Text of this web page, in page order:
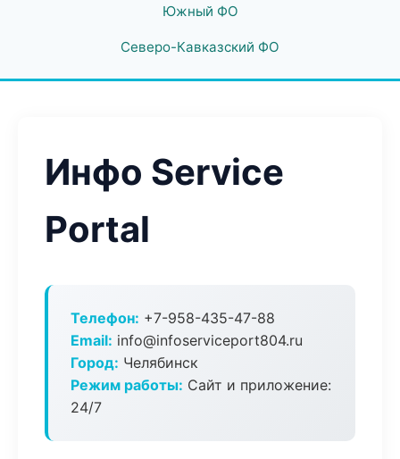
Южный ФО
Северо-Кавказский ФО
Инфо Service
Portal
Телефон: +7-958-435-47-88
Email: info@infoserviceport804.ru
Город: Челябинск
Режим работы: Сайт и приложение:
24/7